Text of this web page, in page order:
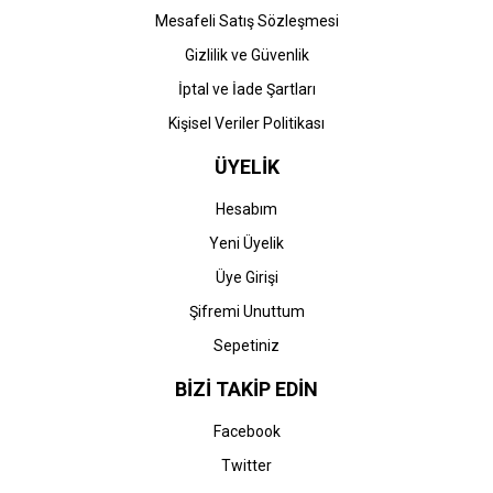
Mesafeli Satış Sözleşmesi
Gizlilik ve Güvenlik
İptal ve İade Şartları
Kişisel Veriler Politikası
ÜYELİK
Hesabım
Yeni Üyelik
Üye Girişi
Şifremi Unuttum
Sepetiniz
BİZİ TAKİP EDİN
Facebook
Twitter